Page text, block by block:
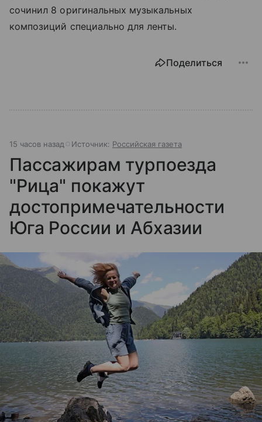
сочинил 8 оригинальных музыкальных
композиций специально для ленты.
Поделиться
15 часов назад Источник: Российская газета
Пассажирам турпоезда
"Рица" покажут
достопримечательности
Юга России и Абхазии